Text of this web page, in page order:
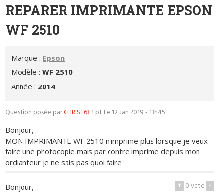
REPARER IMPRIMANTE EPSON
WF 2510
Marque : Epson
Modèle :WF 2510
Année : 2014
Question posée parCHRIST631 pt Le 12 Jan 2019 - 13h45
Bonjour,
MON IMPRIMANTE WF 2510 n'imprime plus lorsque je veux
faire une photocopie mais par contre imprime depuis mon
ordianteur je ne sais pas quoi faire
+ 0vote -
Bonjour,